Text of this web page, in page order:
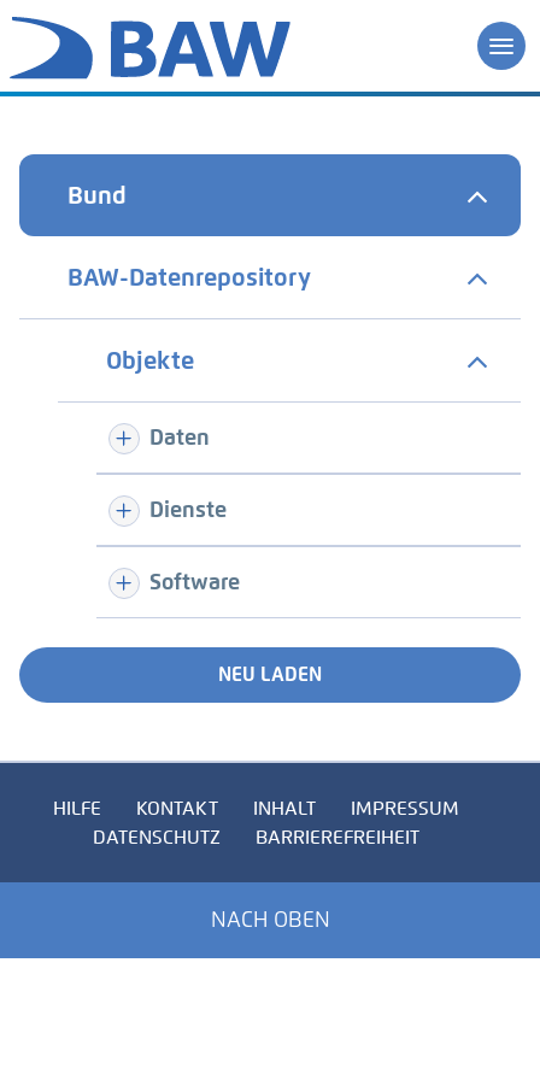
Bund
BAW-Datenrepository
Objekte
Daten
Dienste
Software
NEU LADEN
HILFE KONTAKT INHALT
IMPRESSUM
DATENSCHUTZ
BARRIEREFREIHEIT
NACH OBEN